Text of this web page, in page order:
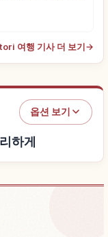
여행 기사 더 보기 →
옵션 보기
하게
찾기